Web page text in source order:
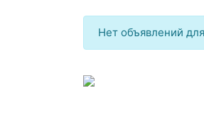
Нет объявлений